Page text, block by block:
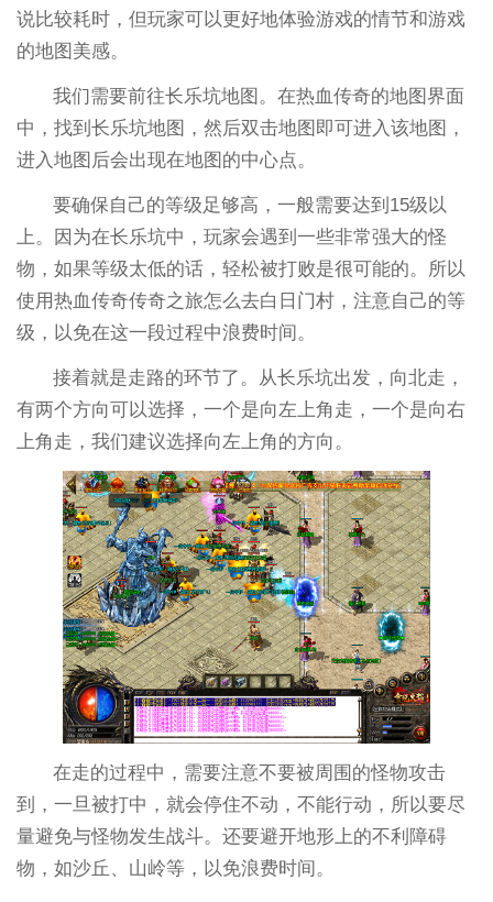
说比较耗时，但玩家可以更好地体验游戏的情节和游戏
的地图美感。
我们需要前往长乐坑地图。在热血传奇的地图界面
中，找到长乐坑地图，然后双击地图即可进入该地图，
进入地图后会出现在地图的中心点。
要确保自己的等级足够高，一般需要达到15级以
上。因为在长乐坑中，玩家会遇到一些非常强大的怪
物，如果等级太低的话，轻松被打败是很可能的。所以
使用热血传奇传奇之旅怎么去白日门村，注意自己的等
级，以免在这一段过程中浪费时间。
接着就是走路的环节了。从长乐坑出发，向北走，
有两个方向可以选择，一个是向左上角走，一个是向右
上角走，我们建议选择向左上角的方向。
在走的过程中，需要注意不要被周围的怪物攻击
到，一旦被打中，就会停住不动，不能行动，所以要尽
量避免与怪物发生战斗。还要避开地形上的不利障碍
物，如沙丘、山岭等，以免浪费时间。